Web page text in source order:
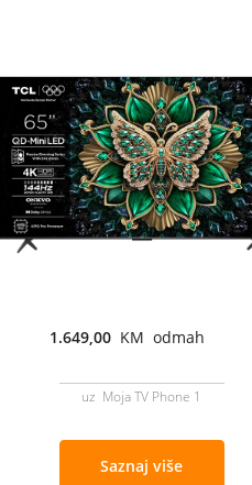
1.649,00 KM odmah
uz Moja TV Phone 1
Saznaj više